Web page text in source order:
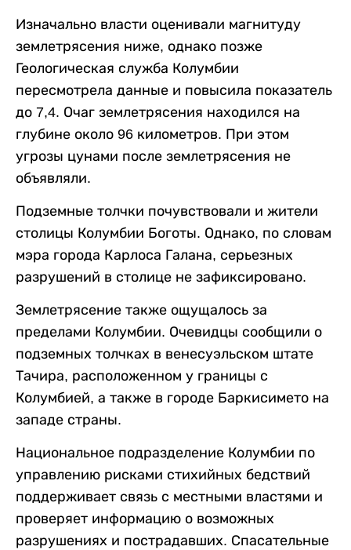
Изначально власти оценивали магнитуду
землетрясения ниже, однако позже
Геологическая служба Колумбии
пересмотрела данные и повысила показатель
до 7,4. Очаг землетрясения находился на
глубине около 96 километров. При этом
угрозы цунами после землетрясения не
объявляли.
Подземные толчки почувствовали и жители
столицы Колумбии Боготы. Однако, по словам
мэра города Карлоса Галана, серьезных
разрушений в столице не зафиксировано.
Землетрясение также ощущалось за
пределами Колумбии. Очевидцы сообщили о
подземных толчках в венесуэльском штате
Тачира, расположенном у границы с
Колумбией, а также в городе Баркисимето на
западе страны.
Национальное подразделение Колумбии по
управлению рисками стихийных бедствий
поддерживает связь с местными властями и
проверяет информацию о возможных
разрушениях и пострадавших. Спасательные